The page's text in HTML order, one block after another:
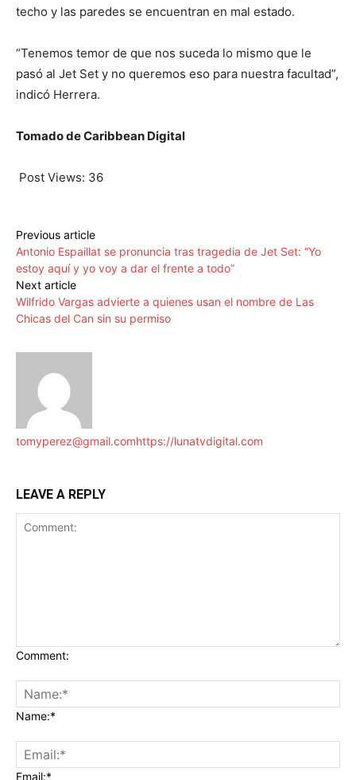
techo y las paredes se encuentran en mal estado.
“Tenemos temor de que nos suceda lo mismo que le
pasó al Jet Set y no queremos eso para nuestra facultad”,
indicó Herrera.
Tomado de Caribbean Digital
Post Views: 36
Previous article
Antonio Espaillat se pronuncia tras tragedia de Jet Set: “Yo
estoy aquí y yo voy a dar el frente a todo”
Next article
Wilfrido Vargas advierte a quienes usan el nombre de Las
Chicas del Can sin su permiso
tomyperez@gmail.comhttps://lunatvdigital.com
LEAVE A REPLY
Comment:
Name:*
Email:*